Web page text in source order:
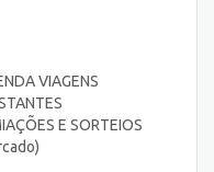
VIAGENS
E SORTEIOS